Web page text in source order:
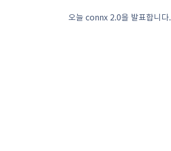
오늘 connx 2.0을 발표합니다.